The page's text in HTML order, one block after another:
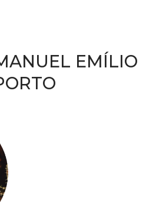
EMÍLIO